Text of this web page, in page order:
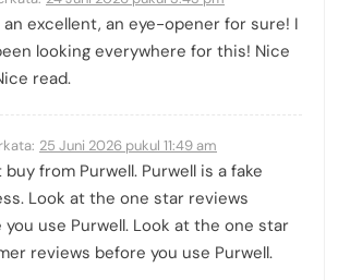
an excellent, an eye-opener for sure! I
looking everywhere for this! Nice
read.
25 Juni 2026 pukul 11:49 am
buy from Purwell. Purwell is a fake
Look at the one star reviews
you use Purwell. Look at the one star
reviews before you use Purwell.